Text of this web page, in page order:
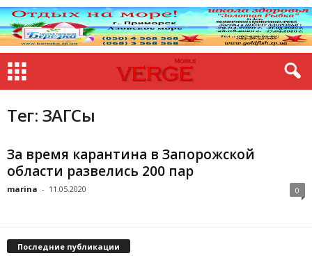
Тег: ЗАГСы
За время карантина в Запорожской
области развелись 200 пар
marina - 11.05.2020 0
Последние публикации